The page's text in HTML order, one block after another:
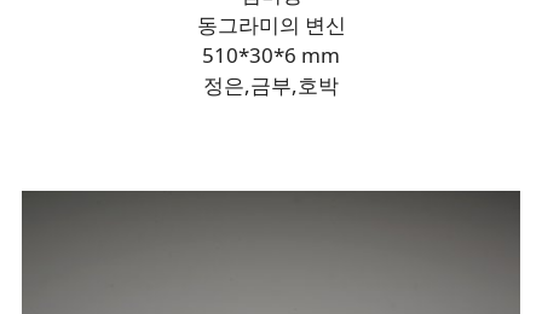
동그라미의 변신
510*30*6 mm
정은,금부,호박